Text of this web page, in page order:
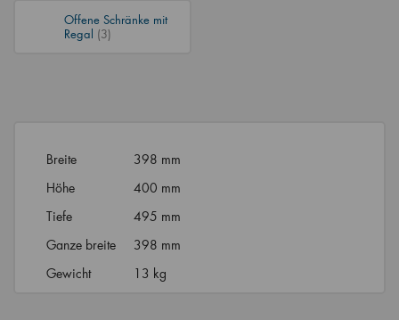
Offene Schränke mit
Regal (3)
Breite
398 mm
Höhe
400 mm
Tiefe
495 mm
Ganze breite
398 mm
Gewicht
13 kg